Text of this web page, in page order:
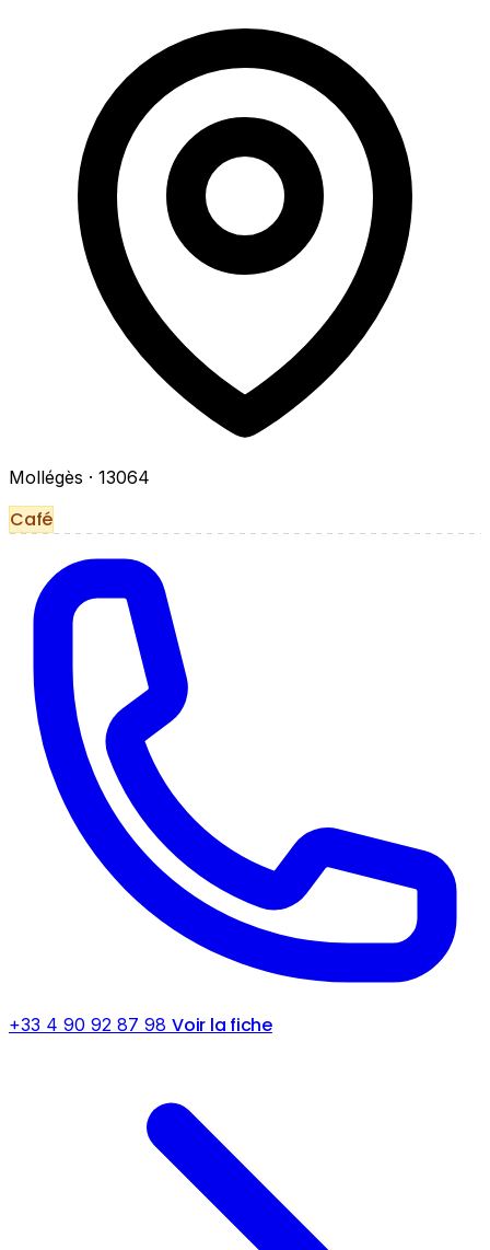
Mollégès · 13064
Café
+33 4 90 92 87 98 Voir la fiche